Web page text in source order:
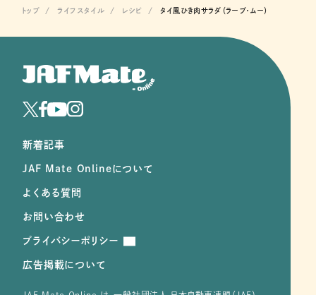
トップ ライフスタイル レシピ タイ風ひき肉サラダ（ラープ・ムー）
新着記事
JAF Mate Onlineについて
よくある質問
お問い合わせ
プライバシーポリシー
広告掲載について